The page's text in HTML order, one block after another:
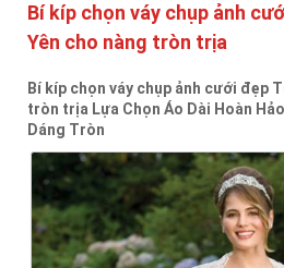
Bí kíp chọn váy chụp ảnh
Yên cho nàng tròn trịa
Bí kíp chọn váy chụp ảnh cưới đẹp
tròn trịa Lựa Chọn Áo Dài Hoàn
Dáng Tròn